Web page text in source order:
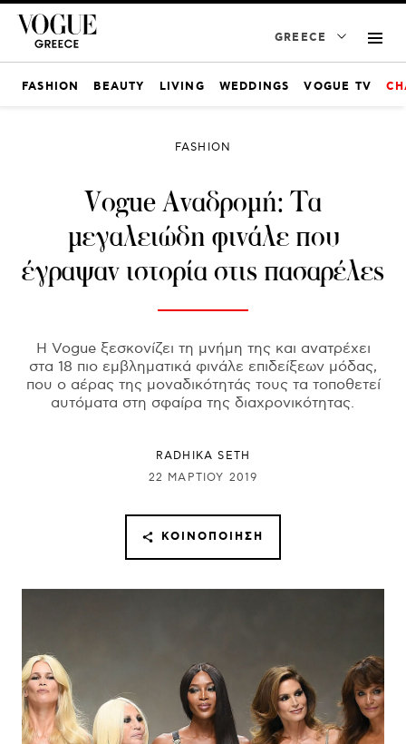
GREECE
FASHION BEAUTY LIVING WEDDINGS VOGUE TV
FASHION
Vogue Αναδρομή: Τα
μεγαλειώδη φινάλε που
έγραψαν ιστορία στις πασαρέλες
H Vogue ξεσκονίζει τη μνήμη της και ανατρέχει
στα 18 πιο εμβληματικά φινάλε επιδείξεων μόδας,
που ο αέρας της μοναδικότητάς τους τα τοποθετεί
αυτόματα στη σφαίρα της διαχρονικότητας.
RADHIKA SETH
22 ΜΑΡΤΊΟΥ 2019
ΚΟΙΝΟΠΟΊΗΣΗ